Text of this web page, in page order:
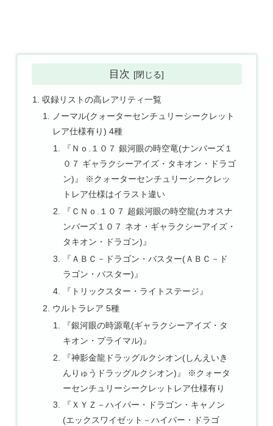
目次
収録リストの高レアリティ一覧
ノーマル(クォーターセンチュリーシークレット
レア仕様有り) 4種
『Ｎｏ.１０７ 銀河眼の時空竜(ナンバーズ１
０７ ギャラクシーアイズ・タキオン・ドラゴ
ン)』 ※クォーターセンチュリーシークレッ
トレア仕様はイラスト違い
『ＣＮｏ.１０７ 超銀河眼の時空龍(カオスナ
ンバーズ１０７ ネオ・ギャラクシーアイズ・
タキオン・ドラゴン)』
『ＡＢＣ－ドラゴン・バスター(ＡＢＣ－ド
ラゴン・バスター)』
『トリックスター・ライトステージ』
ウルトラレア 5種
『銀河眼の時源竜(ギャラクシーアイズ・タ
キオン・プライマル)』
『神影金龍ドラッグルクシオン(しんえいき
んりゅうドラッグルクシオン)』 ※クォータ
ーセンチュリーシークレットレア仕様有り
『ＸＹＺ－ハイパー・ドラゴン・キャノン
(エックスワイゼット－ハイパー・ドラゴ